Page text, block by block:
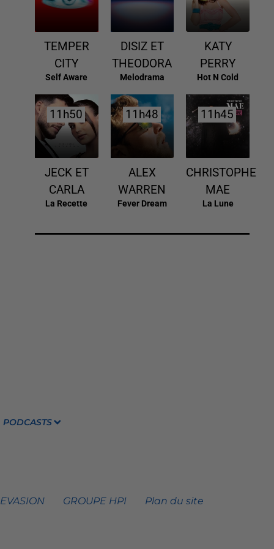
TEMPER
CITY
Self Aware
DISIZ ET
THEODORA
Melodrama
KATY
PERRY
Hot N Cold
11h50
11h50
JECK ET
CARLA
La Recette
11h48
11h48
ALEX
WARREN
Fever Dream
11h45
11h45
CHRISTOPHE
MAE
La Lune
PODCASTS
GROUPE HPI Plan du site